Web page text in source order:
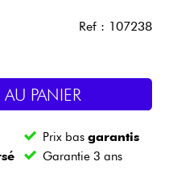
Ref : 107238
PANIER
Prix bas garantis
Garantie 3 ans